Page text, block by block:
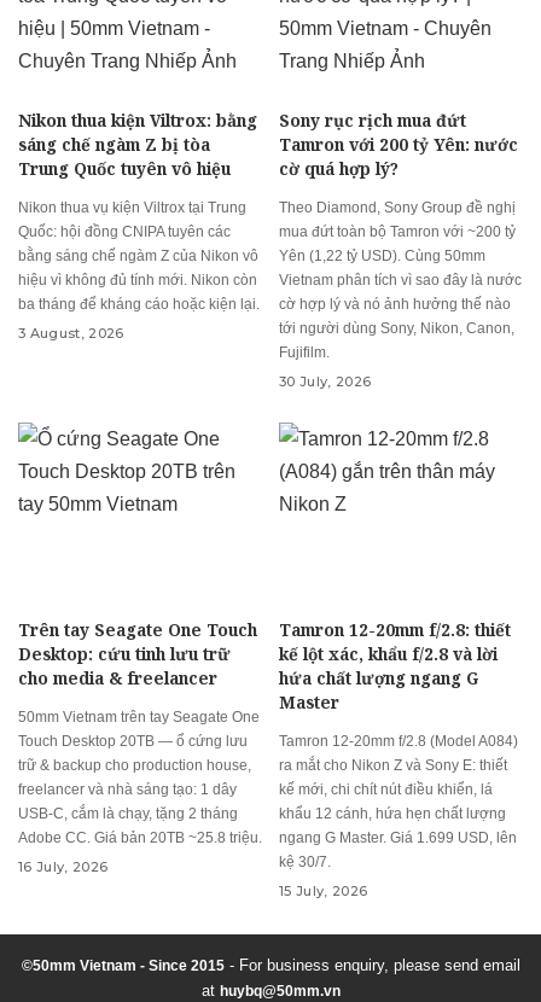
Nikon thua kiện Viltrox: bằng
sáng chế ngàm Z bị tòa
Trung Quốc tuyên vô hiệu
Nikon thua vụ kiện Viltrox tại Trung
Quốc: hội đồng CNIPA tuyên các
bằng sáng chế ngàm Z của Nikon vô
hiệu vì không đủ tính mới. Nikon còn
ba tháng để kháng cáo hoặc kiện lại.
3 August, 2026
Sony rục rịch mua đứt
Tamron với 200 tỷ Yên: nước
cờ quá hợp lý?
Theo Diamond, Sony Group đề nghị
mua đứt toàn bộ Tamron với ~200 tỷ
Yên (1,22 tỷ USD). Cùng 50mm
Vietnam phân tích vì sao đây là nước
cờ hợp lý và nó ảnh hưởng thế nào
tới người dùng Sony, Nikon, Canon,
Fujifilm.
30 July, 2026
Trên tay Seagate One Touch
Desktop: cứu tinh lưu trữ
cho media & freelancer
50mm Vietnam trên tay Seagate One
Touch Desktop 20TB — ổ cứng lưu
trữ & backup cho production house,
freelancer và nhà sáng tạo: 1 dây
USB-C, cắm là chạy, tặng 2 tháng
Adobe CC. Giá bản 20TB ~25.8 triệu.
16 July, 2026
Tamron 12-20mm f/2.8: thiết
kế lột xác, khẩu f/2.8 và lời
hứa chất lượng ngang G
Master
Tamron 12-20mm f/2.8 (Model A084)
ra mắt cho Nikon Z và Sony E: thiết
kế mới, chi chít nút điều khiển, lá
khẩu 12 cánh, hứa hẹn chất lượng
ngang G Master. Giá 1.699 USD, lên
kệ 30/7.
15 July, 2026
©50mm Vietnam - Since 2015- For business enquiry, please send email
at huybq@50mm.vn